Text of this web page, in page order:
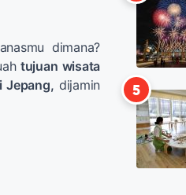
dimana?
tujuan wisata
Jepang, dijamin
5